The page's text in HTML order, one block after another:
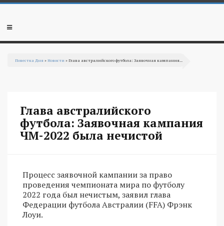
Перейти к основному содержанию
Мобильное
Повестка Дня »Новости » Глава австралийского футбола: Заявочная кампания...
Глава австралийского
футбола: Заявочная кампания
ЧМ-2022 была нечистой
Процесс заявочной кампании за право
проведения чемпионата мира по футболу
2022 года был нечистым, заявил глава
Федерации футбола Австралии (FFA) Фрэнк
Лоуи.